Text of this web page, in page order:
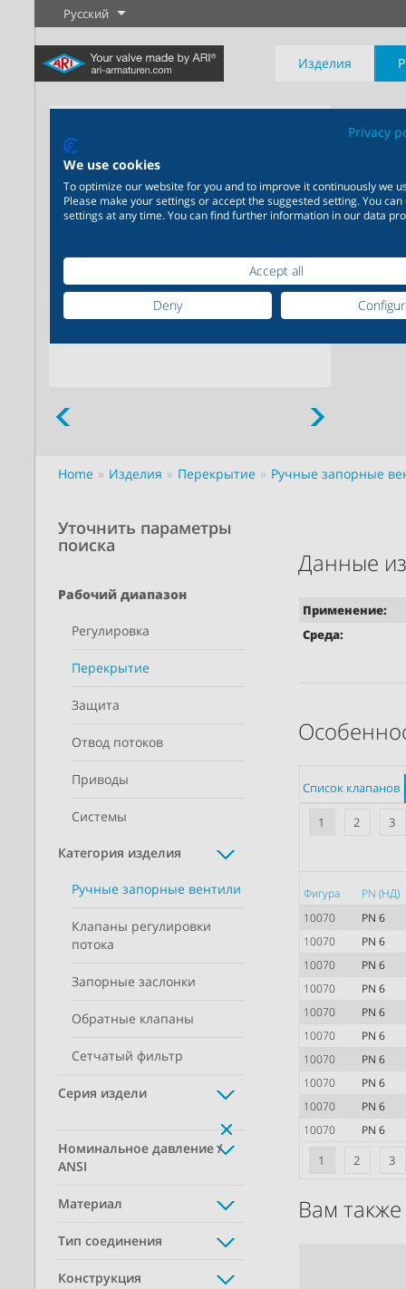
Русский
Изделия
Новые изделия
Подробнее
Регулировка
Подробнее Подробнее
Промышленность
Подробнее
Химическая
200 000 вариантов для
химической продукции
Подробнее
Home Изделия Перекрытие Ручные запорные
Данные
Применение:
Среда:
Список клапанов
1 2 3
Фигура PN (НД)
1 2 3
10070
PN 6
10070
PN 6
10070
PN 6
10070
PN 6
10070
PN 6
10070
PN 6
10070
PN 6
10070
PN 6
10070
PN 6
10070
PN 6
Вам
Уточнить параметры
поиска
Рабочий диапазон
Регулировка
Перекрытие
Защита
Отвод потоков
Приводы
Системы
Категория изделия
Ручные запорные вентили
Клапаны регулировки
потока
Запорные заслонки
Обратные клапаны
Сетчатый фильтр
Серия издели
Номинальное давление /
ANSI
Материал
Тип соединения
Конструкция
Privacy
We use cookies
To optimize our website for you and to improve it continuously we
Please make your settings or accept the suggested setting. You
settings at any time. You can find further information in our data
Accept all
Deny